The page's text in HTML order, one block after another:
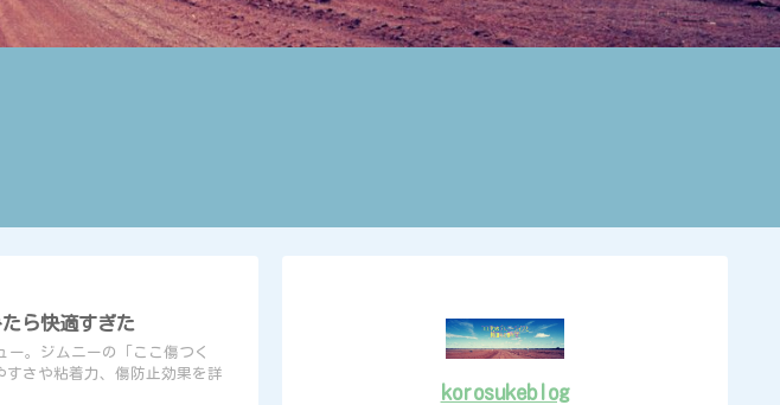
ら快適すぎた
ー。ジムニーの「ここ傷つく
さや粘着力、傷防止効果を詳
korosukeblog